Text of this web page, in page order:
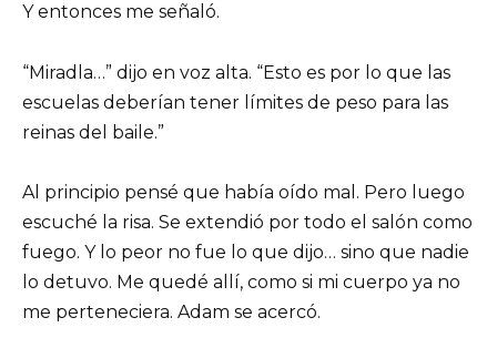
Y entonces me señaló.
“Miradla…” dijo en voz alta. “Esto es por lo que las
escuelas deberían tener límites de peso para las
reinas del baile.”
Al principio pensé que había oído mal. Pero luego
escuché la risa. Se extendió por todo el salón como
fuego. Y lo peor no fue lo que dijo… sino que nadie
lo detuvo. Me quedé allí, como si mi cuerpo ya no
me perteneciera. Adam se acercó.